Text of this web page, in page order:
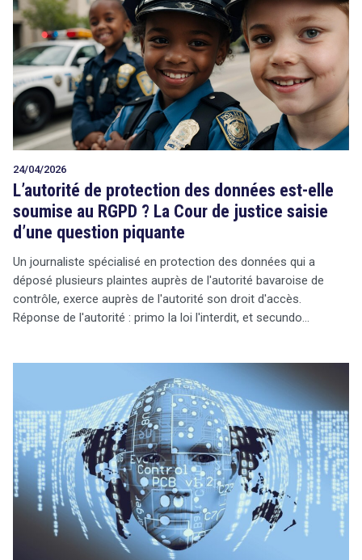
24/04/2026
L’autorité de protection des données est-elle
soumise au RGPD ? La Cour de justice saisie
d’une question piquante
Un journaliste spécialisé en protection des données qui a
déposé plusieurs plaintes auprès de l'autorité bavaroise de
contrôle, exerce auprès de l'autorité son droit d'accès.
Réponse de l'autorité : primo la loi l'interdit, et secundo…